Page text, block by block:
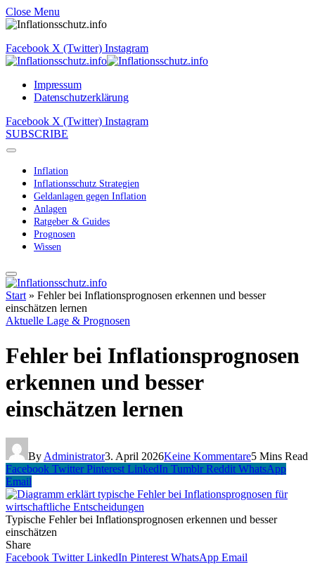
Close Menu
Facebook X (Twitter) Instagram
Impressum
Datenschutzerklärung
Facebook X (Twitter) Instagram
SUBSCRIBE
Inflation
Inflationsschutz Strategien
Geldanlagen gegen Inflation
Anlagen
Ratgeber & Guides
Prognosen
Wissen
Start » Fehler bei Inflationsprognosen erkennen und besser
einschätzen lernen
Aktuelle Lage & Prognosen
Fehler bei Inflationsprognosen
erkennen und besser
einschätzen lernen
By Administrator3. April 2026Keine Kommentare5 Mins Read
Facebook Twitter Pinterest LinkedIn Tumblr Reddit WhatsApp
Email
Typische Fehler bei Inflationsprognosen erkennen und besser
einschätzen
Share
Facebook Twitter LinkedIn Pinterest WhatsApp Email